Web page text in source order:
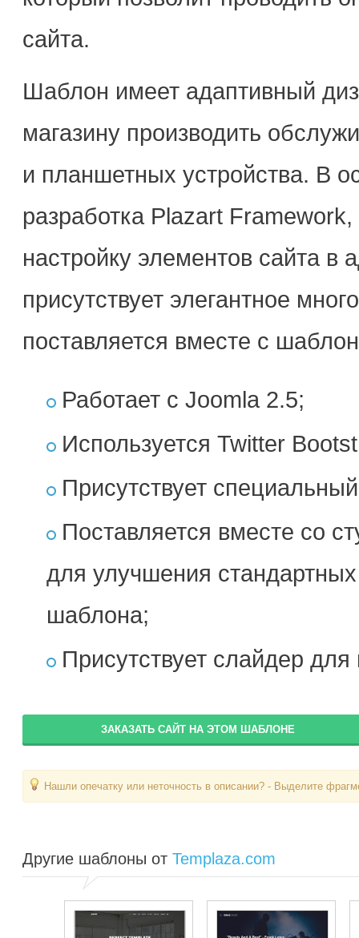
сайта.
Шаблон имеет адаптивный
магазину производить
и планшетных устройства. В
разработка Plazart
настройку элементов сайта в
присутствует элегантное
поставляется вместе с
Работает с Joomla 2.5;
Используется Twitter
Присутствует
Поставляется вместе со
для улучшения
шаблона;
Присутствует слайдер
ЗАКАЗАТЬ САЙТ НА ЭТОМ ШАБЛОНЕ
Нашли опечатку или неточность в описании? - Выделите
Другие шаблоны от Templaza.com